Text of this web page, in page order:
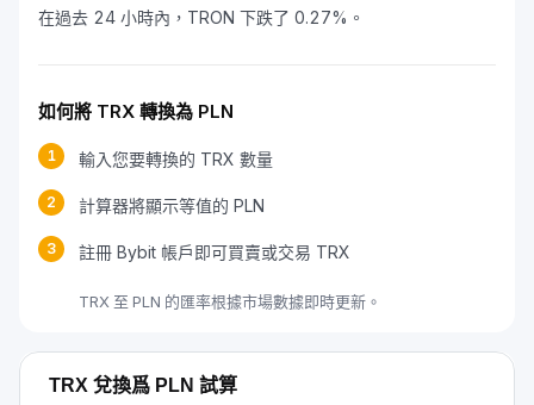
在過去 24 小時內，TRON 下跌了 0.27%。
如何將 TRX 轉換為 PLN
1 輸入您要轉換的 TRX 數量
2 計算器將顯示等值的 PLN
3 註冊 Bybit 帳戶即可買賣或交易 TRX
TRX 至 PLN 的匯率根據市場數據即時更新。
TRX 兌換爲 PLN 試算